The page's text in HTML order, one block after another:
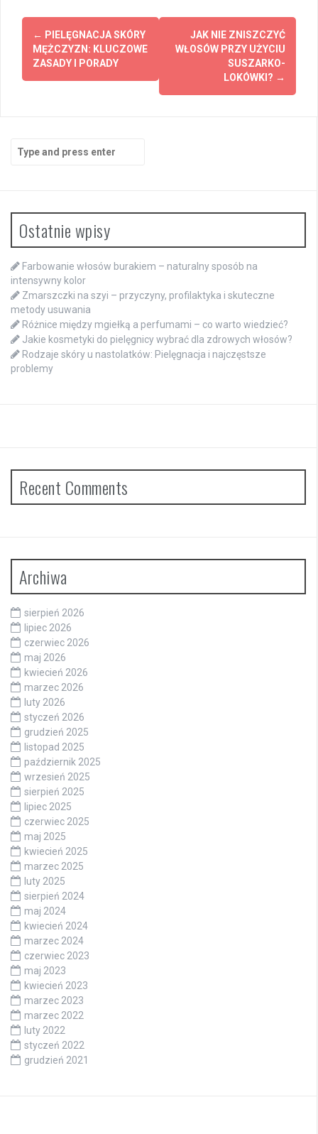
Post
navigation
← PIELĘGNACJA SKÓRY
MĘŻCZYZN: KLUCZOWE
ZASADY I PORADY
JAK NIE ZNISZCZYĆ
WŁOSÓW PRZY UŻYCIU
SUSZARKO-
LOKÓWKI? →
for:
Ostatnie wpisy
Farbowanie włosów burakiem – naturalny sposób na
intensywny kolor
Zmarszczki na szyi – przyczyny, profilaktyka i skuteczne
metody usuwania
Różnice między mgiełką a perfumami – co warto wiedzieć?
Jakie kosmetyki do pielęgnicy wybrać dla zdrowych włosów?
Rodzaje skóry u nastolatków: Pielęgnacja i najczęstsze
problemy
Recent Comments
Archiwa
sierpień 2026
lipiec 2026
czerwiec 2026
maj 2026
kwiecień 2026
marzec 2026
luty 2026
styczeń 2026
grudzień 2025
listopad 2025
październik 2025
wrzesień 2025
sierpień 2025
lipiec 2025
czerwiec 2025
maj 2025
kwiecień 2025
marzec 2025
luty 2025
sierpień 2024
maj 2024
kwiecień 2024
marzec 2024
czerwiec 2023
maj 2023
kwiecień 2023
marzec 2023
marzec 2022
luty 2022
styczeń 2022
grudzień 2021